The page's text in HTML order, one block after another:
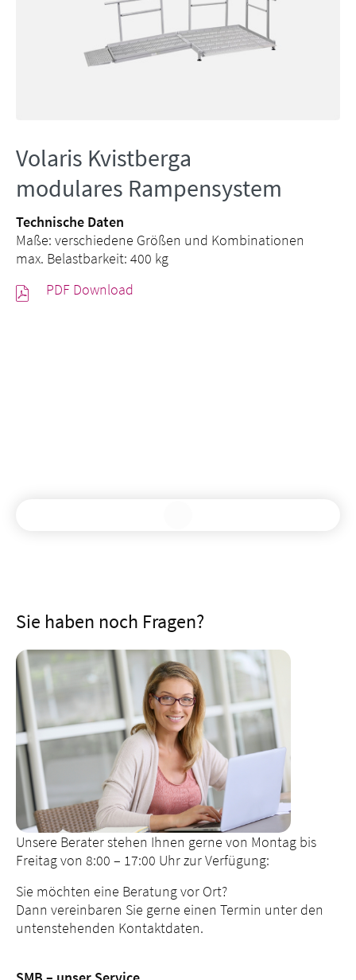
Volaris Kvistberga
modulares Rampensystem
Technische Daten
Maße: verschiedene Größen und Kombinationen
max. Belastbarkeit: 400 kg
PDF Download
Sie haben noch Fragen?
Unsere Berater stehen Ihnen gerne von Montag bis
Freitag von 8:00 – 17:00 Uhr zur Verfügung:
Sie möchten eine Beratung vor Ort?
Dann vereinbaren Sie gerne einen Termin unter den
untenstehenden Kontaktdaten.